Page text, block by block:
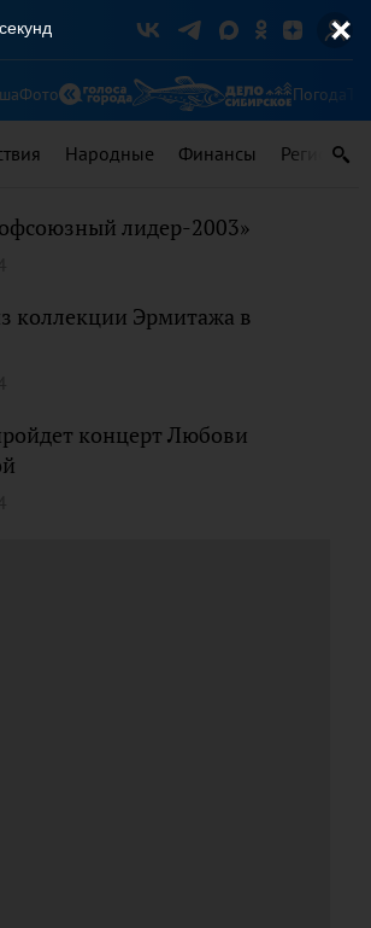
Фото Погода
Народные Финансы Регионы
лидер-2003»
коллекции Эрмитажа в
концерт Любови
секунд